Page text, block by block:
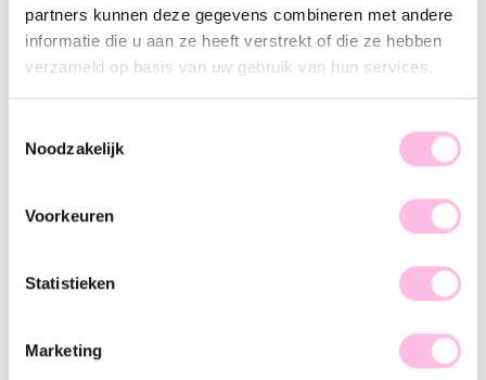
partners kunnen deze gegevens combineren met andere
informatie die u aan ze heeft verstrekt of die ze hebben
verzameld op basis van uw gebruik van hun services.
Noodzakelijk
Voorkeuren
Statistieken
Marketing
Obsessed with arm candy… This bracelet is the perfect basic
for a stunning arm party. This Miyuki bracelet adds a chic
touch and is totally on-trend! The bracelet is available in
♥ YOU MAY ALSO LOVE...
€8.95
Statement earrings "Love Spark"